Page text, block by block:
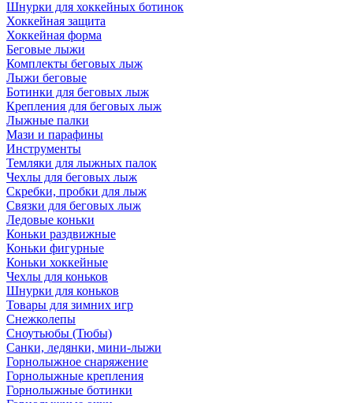
Шнурки для хоккейных ботинок
Хоккейная защита
Хоккейная форма
Беговые лыжи
Комплекты беговых лыж
Лыжи беговые
Ботинки для беговых лыж
Крепления для беговых лыж
Лыжные палки
Мази и парафины
Инструменты
Темляки для лыжных палок
Чехлы для беговых лыж
Скребки, пробки для лыж
Связки для беговых лыж
Ледовые коньки
Коньки раздвижные
Коньки фигурные
Коньки хоккейные
Чехлы для коньков
Шнурки для коньков
Товары для зимних игр
Снежколепы
Сноутьюбы (Тюбы)
Санки, ледянки, мини-лыжи
Горнолыжное снаряжение
Горнолыжные крепления
Горнолыжные ботинки